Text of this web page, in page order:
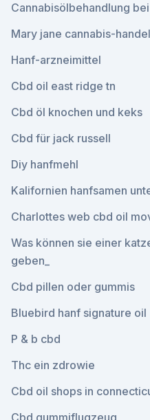
Cannabisölbehandlung
Mary jane cannabis-
Hanf-arzneimittel
Cbd oil east ridge tn
Cbd öl knochen und keks
Cbd für jack russell
Diy hanfmehl
Kalifornien hanfsamen
Charlottes web cbd oil
Was können sie einer
geben_
Cbd pillen oder gummis
Bluebird hanf signature oil
P & b cbd
Thc ein zdrowie
Cbd oil shops in
Cbd gummiflugzeug